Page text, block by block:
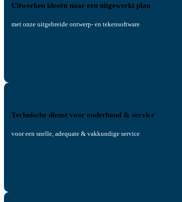
Uitwerken ideeën naar een uitgewerkt plan
met onze uitgebreide ontwerp- en tekensoftware
Technische dienst voor onderhoud & service
voor een snelle, adequate & vakkundige service